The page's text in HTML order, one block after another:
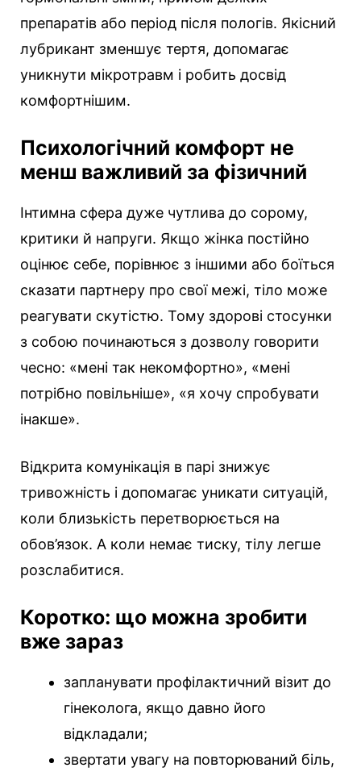
препаратів або період після пологів. Якісний
лубрикант зменшує тертя, допомагає
уникнути мікротравм і робить досвід
комфортнішим.
Психологічний комфорт не
менш важливий за фізичний
Інтимна сфера дуже чутлива до сорому,
критики й напруги. Якщо жінка постійно
оцінює себе, порівнює з іншими або боїться
сказати партнеру про свої межі, тіло може
реагувати скутістю. Тому здорові стосунки
з собою починаються з дозволу говорити
чесно: «мені так некомфортно», «мені
потрібно повільніше», «я хочу спробувати
інакше».
Відкрита комунікація в парі знижує
тривожність і допомагає уникати ситуацій,
коли близькість перетворюється на
обов’язок. А коли немає тиску, тілу легше
розслабитися.
Коротко: що можна зробити
вже зараз
запланувати профілактичний візит до
гінеколога, якщо давно його
відкладали;
звертати увагу на повторюваний біль,